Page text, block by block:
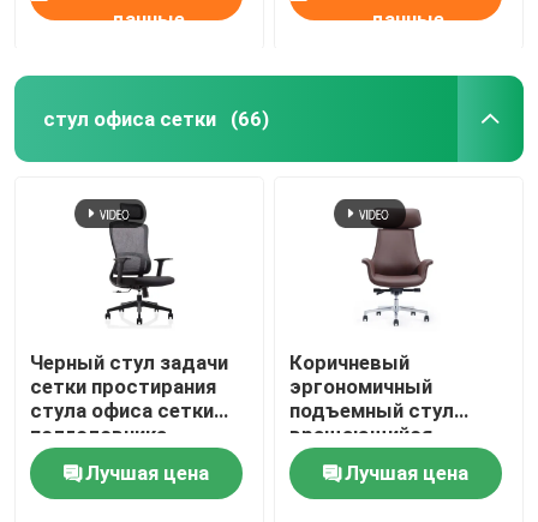
данные данные
стул офиса сетки (66)
Черный стул задачи
сетки простирания
стула офиса сетки
подголовника
высокий
Лучшая цена
Коричневый
эргономичный
подъемный стул
вращающийся
кожаный кресло
Лучшая цена